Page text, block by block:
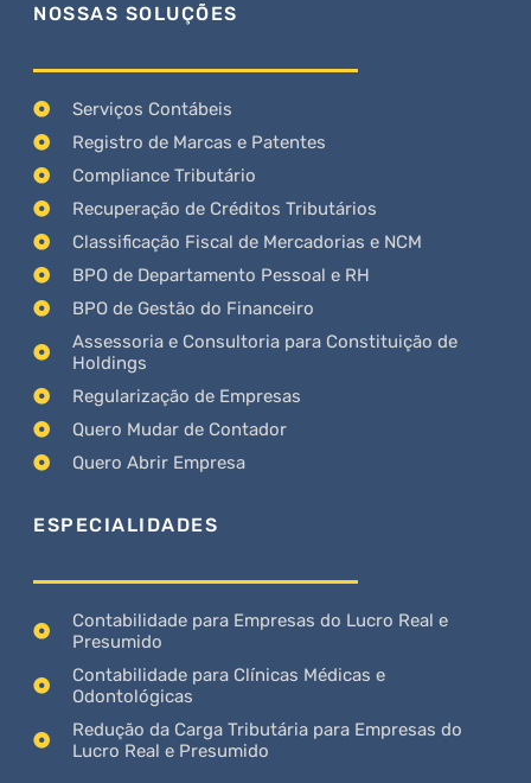
NOSSAS SOLUÇÕES
Serviços Contábeis
Registro de Marcas e Patentes
Compliance Tributário
Recuperação de Créditos Tributários
Classificação Fiscal de Mercadorias e NCM
BPO de Departamento Pessoal e RH
BPO de Gestão do Financeiro
Assessoria e Consultoria para Constituição de
Holdings
Regularização de Empresas
Quero Mudar de Contador
Quero Abrir Empresa
ESPECIALIDADES
Contabilidade para Empresas do Lucro Real e
Presumido
Contabilidade para Clínicas Médicas e
Odontológicas
Redução da Carga Tributária para Empresas do
Lucro Real e Presumido